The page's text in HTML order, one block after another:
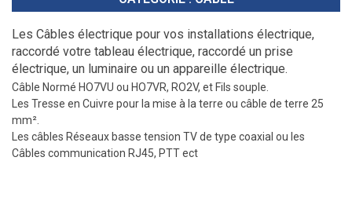
Les Câbles électrique pour vos installations électrique,
raccordé votre tableau électrique, raccordé un prise
électrique, un luminaire ou un appareille électrique.
Câble Normé HO7VU ou HO7VR, RO2V, et Fils souple.
Les Tresse en Cuivre pour la mise à la terre ou câble de terre 25
mm².
Les câbles Réseaux basse tension TV de type coaxial ou les
Câbles communication RJ45, PTT ect